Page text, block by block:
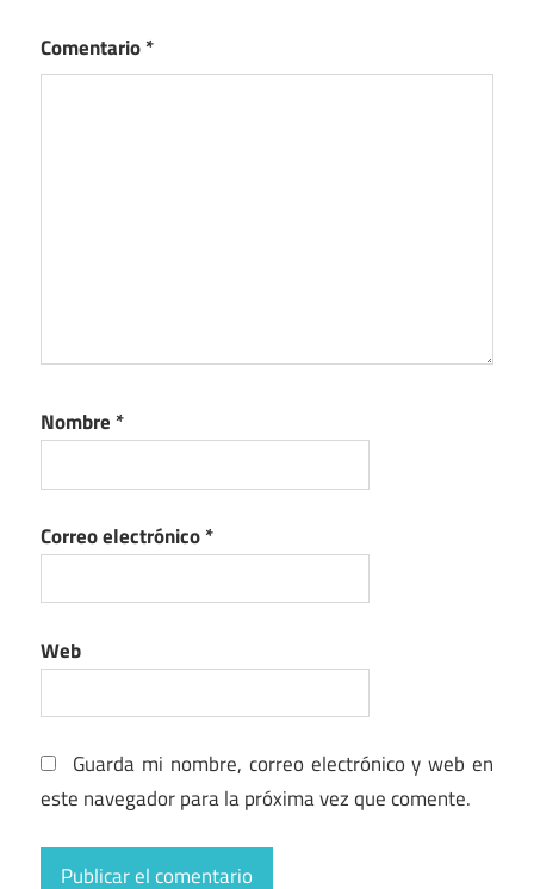
Comentario*
Nombre *
Correo electrónico*
Web
Guarda mi nombre, correo electrónico y web en
este navegador para la próxima vez que comente.